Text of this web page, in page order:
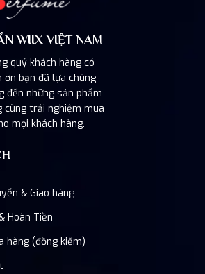
WIIX VIỆT NAM
quý khách hàng có
ơn bạn đã lựa chúng
đến những sản phẩm
cùng trải nghiệm mua
mọi khách hàng.
& Giao hàng
Hoàn Tiền
hàng (đồng kiểm)